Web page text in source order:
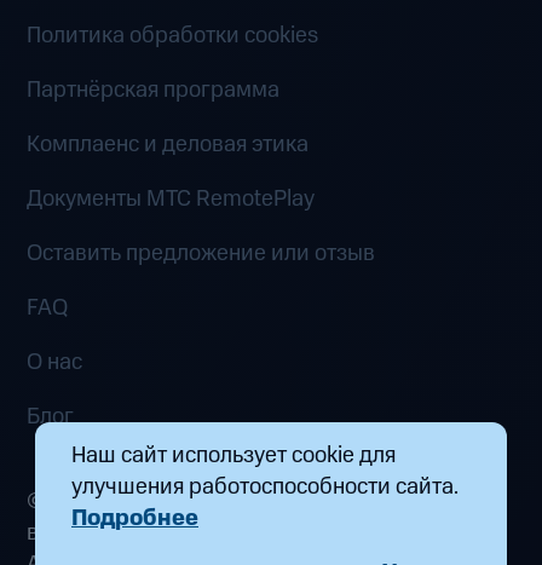
Наш сайт использует cookie для
улучшения работоспособности сайта.
Подробнее
Политика обработки cookies
Партнёрская программа
Комплаенс и деловая этика
Документы MTC RemotePlay
Оставить предложение или отзыв
FAQ
О нас
Блог
© 2026 ООО «Маркетплейс распределенных
вычислений». Все права защищены